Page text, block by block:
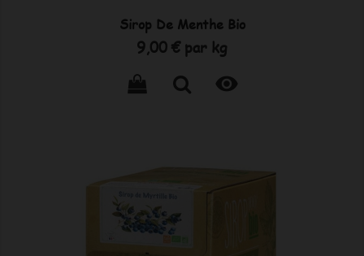
Sirop De Menthe Bio
Prix
9,00 € par kg
